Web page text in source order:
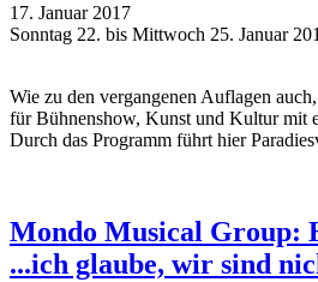
17. Januar 2017
Sonntag 22. bis Mittwoch 25. Januar
Wie zu den vergangenen Auflagen
für Bühnenshow, Kunst und Kultur mit
Durch das Programm führt hier
Mondo Musical Group:
...ich glaube, wir sind